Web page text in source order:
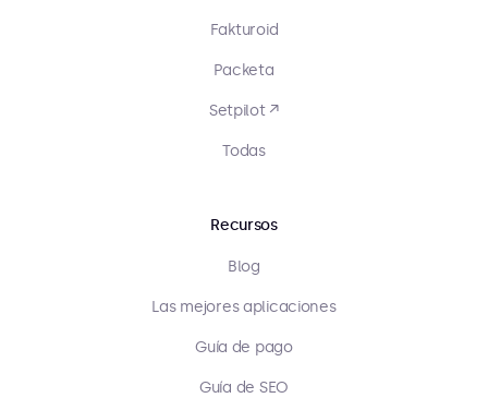
Fakturoid
Packeta
Setpilot ↗
Todas
Recursos
Blog
Las mejores aplicaciones
Guía de pago
Guía de SEO